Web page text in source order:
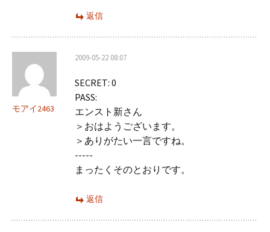
返信
モアイ2463
2009-05-22 08:07
SECRET: 0
PASS:
エンスト新さん
＞おはようございます。
＞ありがたい一言ですね。
-----
まったくそのとおりです。
返信